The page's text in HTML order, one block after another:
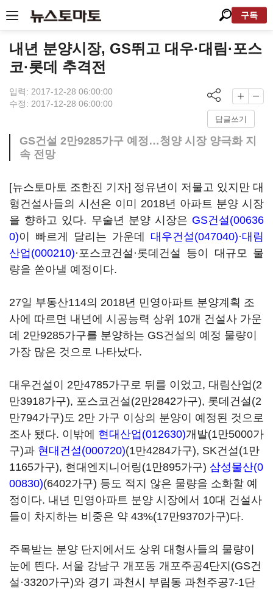
구독
내년 분양시장, GS뛰고 대우·대림·포스
코·롯데 추격전
입력: 2017-12-28 06:00:00
수정: 2017-12-28 06:00:00
답글쓰기
GS건설 2만9285가구 예정…청양 시장 양극화 지
속 전망
[뉴스토마토 조한진 기자] 정유년이 저물고 있지만 대
형건설사들의 시선은 이미 2018년 아파트 분양 시장
을 향하고 있다. 무술년 분양 시장은 GS건설(00636
0)이 빠르게 달리는 가운데 대우건설(047040)·대림
산업(000210)·포스코건설·롯데건설 등이 대규모 물
량을 쏟아낼 예정이다.
27일 부동산114의 2018년 민영아파트 분양계획 조
사에 따르면 내년에 시공능력 상위 10개 건설사 가운
데 2만9285가구를 분양하는 GS건설의 예정 물량이
가장 많은 것으로 나타났다.
대우건설이 2만4785가구로 뒤를 이었고, 대림산업(2
만3918가구), 포스코건설(2만2842가구), 롯데건설(2
만794가구)도 2만 가구 이상의 분양이 예정된 것으로
조사 됐다. 이밖에 현대산업(012630)개발(1만5000가
구)과 현대건설(000720)(1만4284가구), SK건설(1만
1165가구), 현대엔지니어링(1만895가구) 삼성물산(0
00830)(6402가구) 등도 적지 않은 물량을 소화할 예
정이다. 내년 민영아파트 분양 시장에서 10대 건설사
들이 차지하는 비중은 약 43%(17만9370가구)다.
주목받는 분양 단지에서도 상위 대형사들의 물량이
눈에 띈다. 서울 강남구 개포동 개포주공4단지(GS건
설·3320가구)와 경기 과천시 부림동 과천주공7-1단